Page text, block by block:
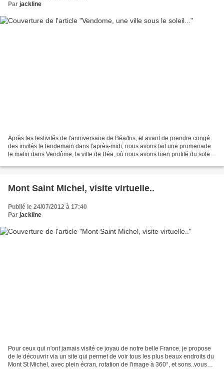
Par jackline
Après les festivités de l'anniversaire de Béa/Iris, et avant de prendre congé
des invités le lendemain dans l'après-midi, nous avons fait une promenade
le matin dans Vendôme, la ville de Béa, où nous avons bien profité du soleil,
Mont Saint Michel, visite virtuelle..
Publié le 24/07/2012 à 17:40
Par jackline
Pour ceux qui n'ont jamais visité ce joyau de notre belle France, je propose
de le découvrir via un site qui permet de voir tous les plus beaux endroits du
Mont St Michel, avec plein écran, rotation de l'image à 360°, et sons..vous